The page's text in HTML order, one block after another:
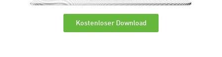
Kostenloser Download